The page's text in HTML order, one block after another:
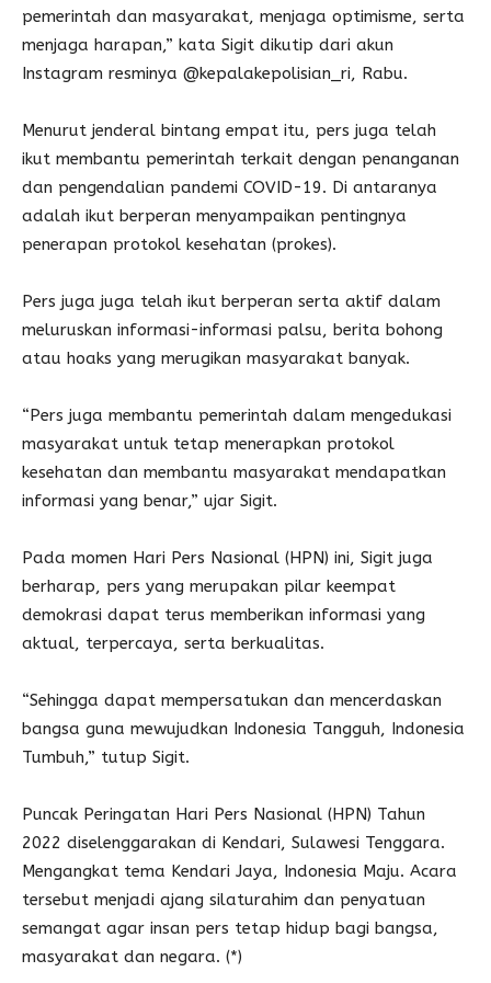
pemerintah dan masyarakat, menjaga optimisme, serta
menjaga harapan,” kata Sigit dikutip dari akun
Instagram resminya @kepalakepolisian_ri, Rabu.
Menurut jenderal bintang empat itu, pers juga telah
ikut membantu pemerintah terkait dengan penanganan
dan pengendalian pandemi COVID-19. Di antaranya
adalah ikut berperan menyampaikan pentingnya
penerapan protokol kesehatan (prokes).
Pers juga juga telah ikut berperan serta aktif dalam
meluruskan informasi-informasi palsu, berita bohong
atau hoaks yang merugikan masyarakat banyak.
“Pers juga membantu pemerintah dalam mengedukasi
masyarakat untuk tetap menerapkan protokol
kesehatan dan membantu masyarakat mendapatkan
informasi yang benar,” ujar Sigit.
Pada momen Hari Pers Nasional (HPN) ini, Sigit juga
berharap, pers yang merupakan pilar keempat
demokrasi dapat terus memberikan informasi yang
aktual, terpercaya, serta berkualitas.
“Sehingga dapat mempersatukan dan mencerdaskan
bangsa guna mewujudkan Indonesia Tangguh, Indonesia
Tumbuh,” tutup Sigit.
Puncak Peringatan Hari Pers Nasional (HPN) Tahun
2022 diselenggarakan di Kendari, Sulawesi Tenggara.
Mengangkat tema Kendari Jaya, Indonesia Maju. Acara
tersebut menjadi ajang silaturahim dan penyatuan
semangat agar insan pers tetap hidup bagi bangsa,
masyarakat dan negara. (*)